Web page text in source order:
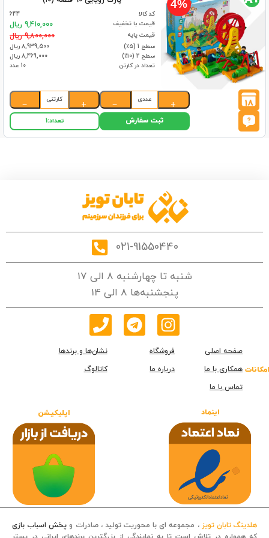
4%
کد کالا
644
قیمت با تخفیف
9,410,000 ریال
قیمت پایه 9,800,000 ریال
سطح 1 (۵٪)
8,939,500 ریال
سطح 2 (۱۰٪)
8,469,000 ریال
تعداد در کارتن
10 عدد
18
+
عددی
−
+
کارتنی
−
ثبت سفارش تعداد:1
021-91550440
شنبه تا چهارشنبه 8 الی 17
پنجشنبه‌ها 8 الی 14
امکانات
صفحه اصلی فروشگاه
نشان‌ها و برندها
همکاری با ما
درباره ما
کاتالوگ
تماس با ما
اینماد اپلیکیشن
هلدینگ تابان تویز ، مجموعه ای با محوریت تولید ، صادرات و پخش اسباب بازی